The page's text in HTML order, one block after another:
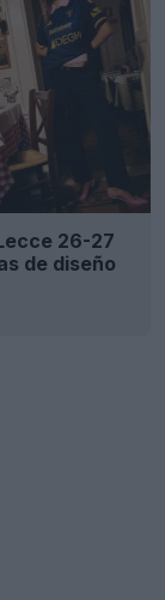
26-27
de diseño